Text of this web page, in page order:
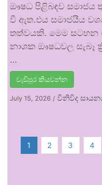
ඖෂධ පිළිබඳව
වී ඇත.එය සමාජයීය
තත්වයකි. මෙම සටහන
නාශක ඖෂධවල සැබෑ
…
වැඩිපුර කියවන්න
July 15, 2026 / විනිවිද
1 2 3 4